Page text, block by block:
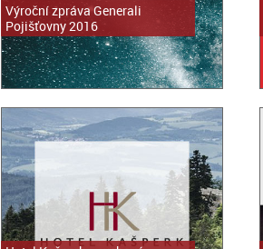
Výroční zpráva Generali
Pojišťovny 2016